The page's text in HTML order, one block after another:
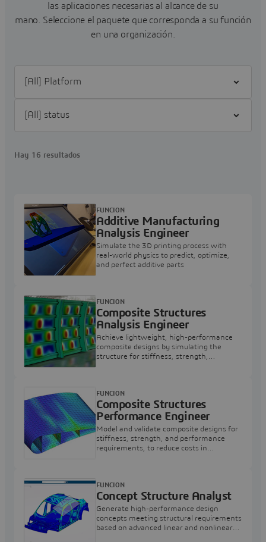
las aplicaciones necesarias al alcance de su
mano.
Seleccione el paquete que corresponda a su función
en una organización.
Hay 16 resultados
Additive Manufacturing
Analysis Engineer
Simulate the 3D printing process with
real-world physics to predict, optimize,
and perfect additive parts
FUNCION
Composite Structures
Analysis Engineer
Achieve lightweight, high-performance
composite designs by simulating the
structure for stiffness, strength,
FUNCION
Composite Structures
Performance Engineer
Model and validate composite designs for
stiffness, strength, and performance
requirements, to reduce costs in
FUNCION
Concept Structure Analyst
Generate high-performance design
concepts meeting structural requirements
based on advanced linear and nonlinear
FUNCION